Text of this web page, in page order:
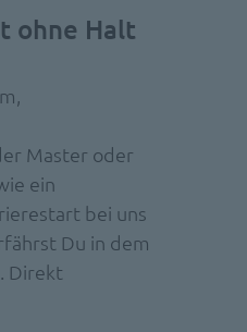
ohne Halt
Master oder
ein
bei uns
Du in dem
Direkt